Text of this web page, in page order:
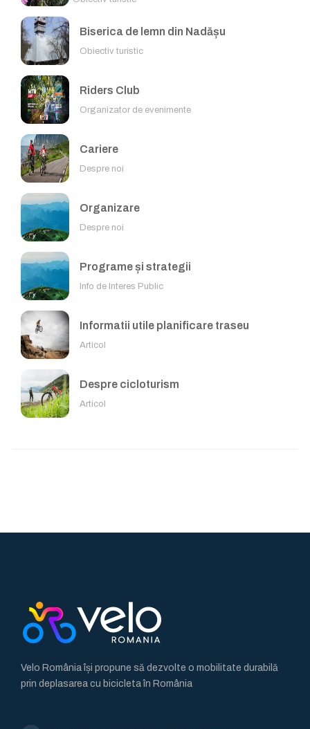
Biserica de lemn din Nadășu
Obiectiv turistic
Riders Club
Organizator de evenimente
Cariere
Despre noi
Organizare
Despre noi
Programe și strategii
Info de Interes Public
Informatii utile planificare traseu
Articol
Despre cicloturism
Articol
Velo România își propune să dezvolte o mobilitate durabilă
prin deplasarea cu bicicleta în România